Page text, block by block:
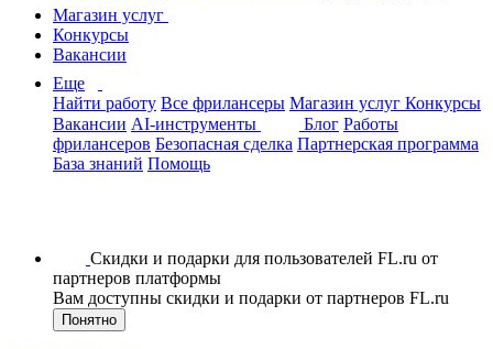
Магазин услуг
Конкурсы
Вакансии
Еще
Найти работу Все фрилансеры Магазин услуг Конкурсы
Вакансии AI-инструменты Блог Работы
фрилансеров Безопасная сделка Партнерская программа
База знаний Помощь
Скидки и подарки для пользователей FL.ru от
партнеров платформы
Вам доступны скидки и подарки от партнеров FL.ru
Понятно